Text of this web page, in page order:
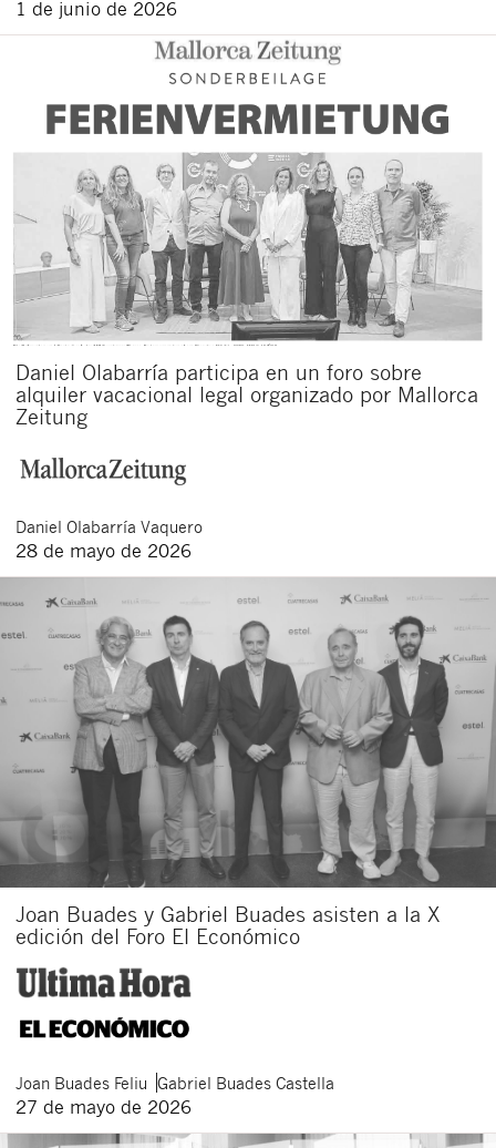
1 de junio de 2026
Daniel Olabarría participa en un foro sobre
alquiler vacacional legal organizado por Mallorca
Zeitung
Daniel Olabarría Vaquero
28 de mayo de 2026
Joan Buades y Gabriel Buades asisten a la X
edición del Foro El Económico
Joan Buades Feliu Gabriel Buades Castella
27 de mayo de 2026
Cerrar